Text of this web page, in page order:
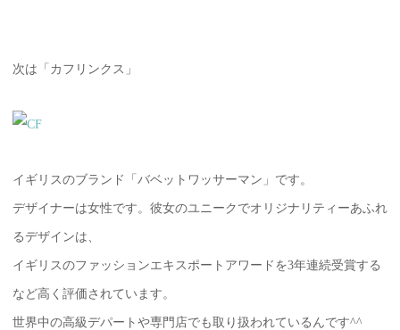
次は「カフリンクス」
イギリスのブランド「バベットワッサーマン」です。
デザイナーは女性です。彼女のユニークでオリジナリティーあふれ
るデザインは、
イギリスのファッションエキスポートアワードを3年連続受賞する
など高く評価されています。
世界中の高級デパートや専門店でも取り扱われているんです^^